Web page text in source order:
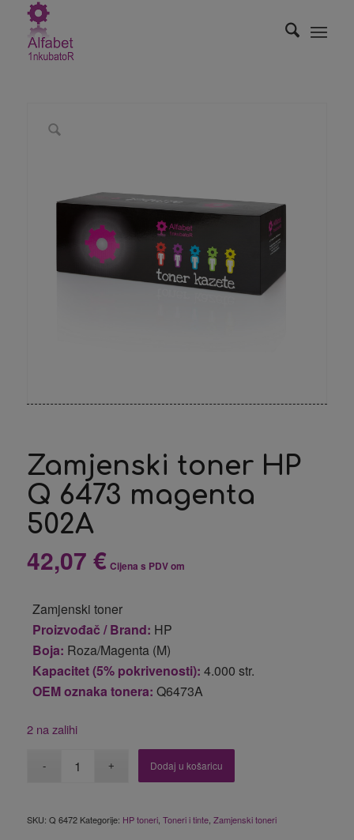
Zamjenski toner HP
Q 6473 magenta
502A
42,07 € Cijena s PDV om
Zamjenski toner
Proizvođač / Brand: HP
Boja: Roza/Magenta (M)
Kapacitet (5% pokrivenosti): 4.000 str.
OEM oznaka tonera: Q6473A
2 na zalihi
Dodaj u košaricu
SKU: Q 6472 Kategorije: HP toneri, Toneri i tinte, Zamjenski toneri